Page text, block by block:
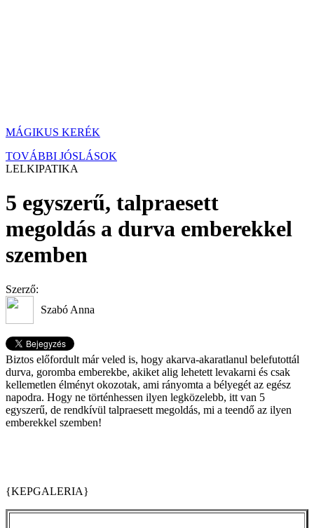
MÁGIKUS KERÉK
TOVÁBBI JÓSLÁSOK
LELKIPATIKA
5 egyszerű, talpraesett
megoldás a durva emberekkel
szemben
Szerző:
Szabó Anna
Biztos előfordult már veled is, hogy akarva-akaratlanul belefutottál
durva, goromba emberekbe, akiket alig lehetett levakarni és csak
kellemetlen élményt okozotak, ami rányomta a bélyegét az egész
napodra. Hogy ne történhessen ilyen legközelebb, itt van 5
egyszerű, de rendkívül talpraesett megoldás, mi a teendő az ilyen
emberekkel szemben!
{KEPGALERIA}